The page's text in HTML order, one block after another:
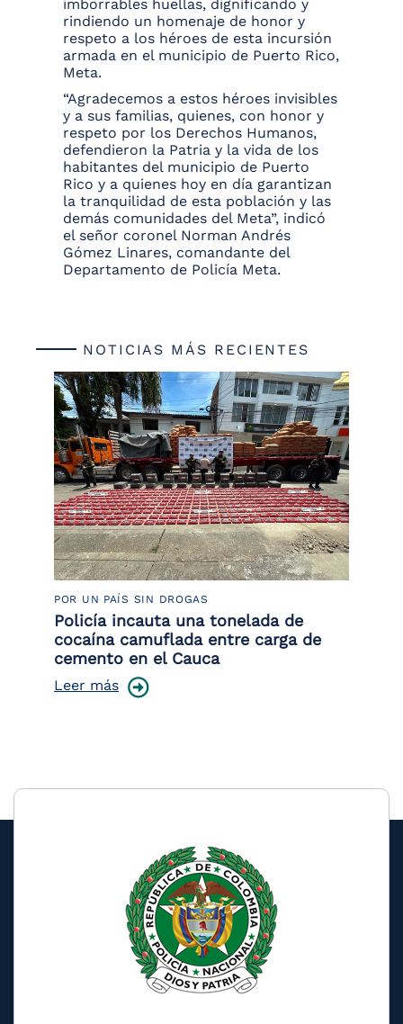
imborrables huellas, dignificando y
rindiendo un homenaje de honor y
respeto a los héroes de esta incursión
armada en el municipio de Puerto Rico,
Meta.
“Agradecemos a estos héroes invisibles
y a sus familias, quienes, con honor y
respeto por los Derechos Humanos,
defendieron la Patria y la vida de los
habitantes del municipio de Puerto
Rico y a quienes hoy en día garantizan
la tranquilidad de esta población y las
demás comunidades del Meta”, indicó
el señor coronel Norman Andrés
Gómez Linares, comandante del
Departamento de Policía Meta.
NOTICIAS MÁS RECIENTES
POR UN PAÍS SIN DROGAS
Policía incauta una tonelada de
cocaína camuflada entre carga de
cemento en el Cauca
Leer más